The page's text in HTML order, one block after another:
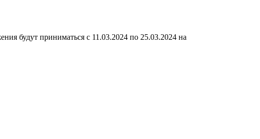
будут приниматься с 11.03.2024 по 25.03.2024 на